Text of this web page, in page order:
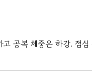
공복 체중은 하강. 점